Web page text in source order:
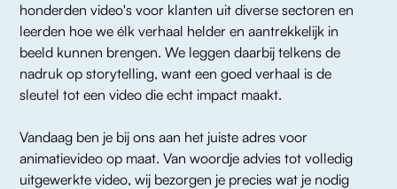
honderden video's voor klanten uit diverse sectoren en
leerden hoe we élk verhaal helder en aantrekkelijk in
beeld kunnen brengen. We leggen daarbij telkens de
nadruk op storytelling, want een goed verhaal is de
sleutel tot een video die echt impact maakt.
Vandaag ben je bij ons aan het juiste adres voor
animatievideo op maat. Van woordje advies tot volledig
uitgewerkte video, wij bezorgen je precies wat je nodig